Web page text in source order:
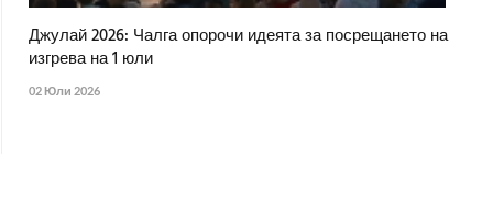
Джулай 2026: Чалга опорочи идеята за посрещането на
изгрева на 1 юли
02 Юли 2026